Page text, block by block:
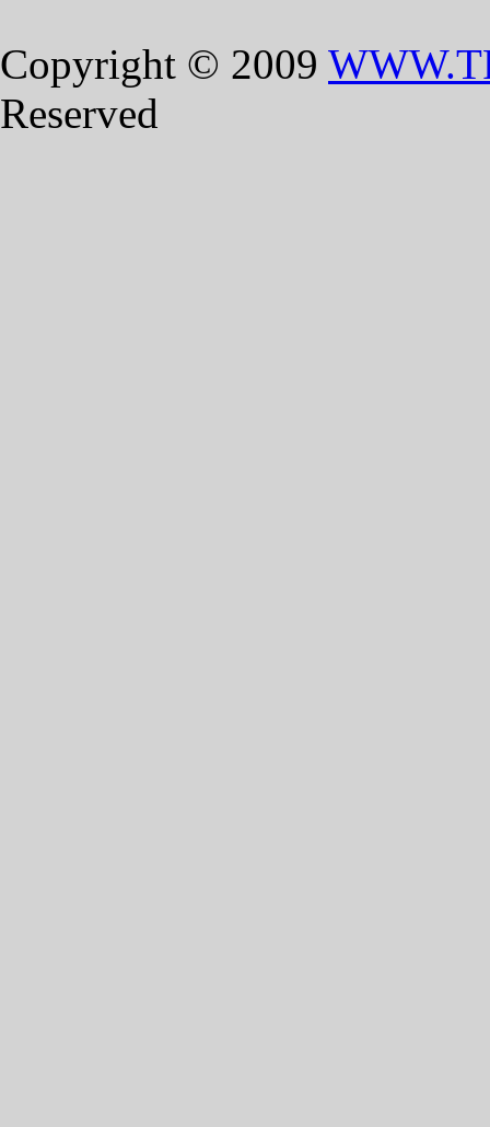
Copyright © 2009
Reserved